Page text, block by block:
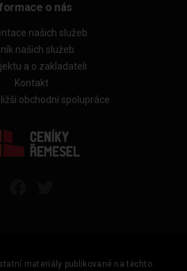
o nás
našich služeb
našich služeb
a o zakladateli
Kontakt
obchodní spolupráce
materiály publikované na těchto